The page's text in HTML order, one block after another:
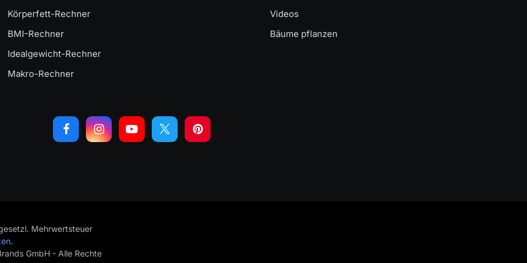
Körperfett-Rechner
BMI-Rechner
Idealgewicht-Rechner
Makro-Rechner
Videos
Bäume pflanzen
Mehrwertsteuer
.
GmbH - Alle Rechte